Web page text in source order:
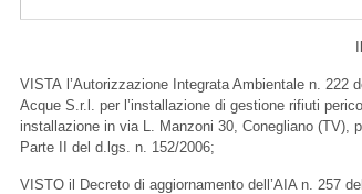
VISTA l’Autorizzazione Integrata Ambientale n. 222
Acque S.r.l. per l’installazione di gestione rifiuti
installazione in via L. Manzoni 30, Conegliano (TV),
Parte II del d.lgs. n. 152/2006;
VISTO il Decreto di aggiornamento dell’AIA n. 257